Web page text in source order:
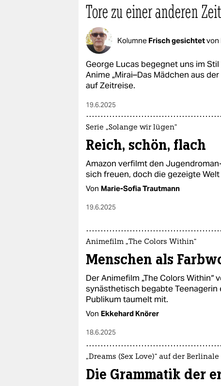
Tore zu einer anderen Zeit
Kolumne Frisch gesichtetvon
George Lucas begegnet uns im
Anime „Mirai–Das Mädchen aus
auf Zeitreise.
19.6.2025
Serie „Solange wir lügen“
Reich, schön, flach
Amazon verfilmt den
sich freuen, doch die gezeigte
Von Marie-Sofia Trautmann
19.6.2025
Animefilm „The Colors Within“
Menschen als
Der Animefilm „The Colors Within“
synästhetisch begabte Teenagerin
Publikum taumelt mit.
Von Ekkehard Knörer
18.6.2025
„Dreams (Sex Love)“ auf der Berlinale
Die Grammatik der